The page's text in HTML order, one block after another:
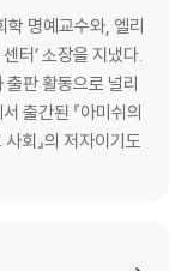
일과 계절 활동
학 명예교수와, 엘리
터’ 소장을 지냈다.
판 활동으로 널리
출간된 『아미쉬의
회』의 저자이기도